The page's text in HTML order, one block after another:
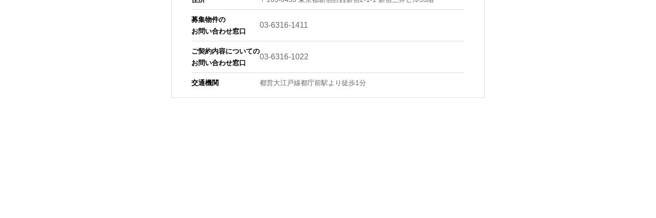
募集物件の
お問い合わせ窓口
03-6316-1411
ご契約内容についての
お問い合わせ窓口
03-6316-1022
交通機関 都営大江戸線都庁前駅より徒歩1分